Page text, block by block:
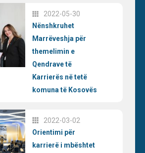
2022-05-30
Nënshkruhet
Marrëveshja për
themelimin e
Qendrave të
Karrierës në tetë
komuna të Kosovës
2022-03-02
Orientimi për
karrierë i mbështet